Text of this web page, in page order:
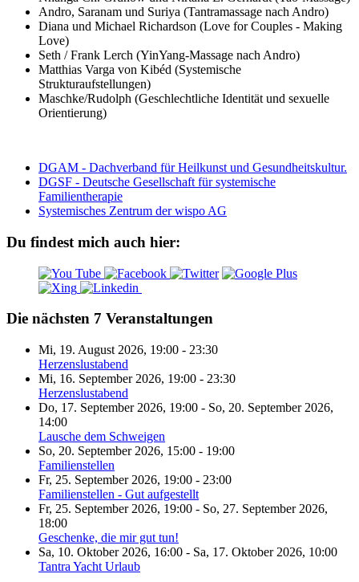
Andro, Saranam und Suriya (Tantramassage nach Andro)
Diana und Michael Richardson (Love for Couples - Making
Love)
Seth / Frank Lerch (YinYang-Massage nach Andro)
Matthias Varga von Kibéd (Systemische
Strukturaufstellungen)
Maschke/Rudolph (Geschlechtliche Identität und sexuelle
Orientierung)
DGAM - Dachverband für Heilkunst und Gesundheitskultur.
DGSF - Deutsche Gesellschaft für systemische
Familientherapie
Systemisches Zentrum der wispo AG
Du findest mich auch hier:
Die nächsten 7 Veranstaltungen
Mi, 19. August 2026, 19:00 - 23:30
Herzenslustabend
Mi, 16. September 2026, 19:00 - 23:30
Herzenslustabend
Do, 17. September 2026, 19:00 - So, 20. September 2026,
14:00
Lausche dem Schweigen
So, 20. September 2026, 15:00 - 19:00
Familienstellen
Fr, 25. September 2026, 19:00 - 23:00
Familienstellen - Gut aufgestellt
Fr, 25. September 2026, 19:00 - So, 27. September 2026,
18:00
Geschenke, die mir gut tun!
Sa, 10. Oktober 2026, 16:00 - Sa, 17. Oktober 2026, 10:00
Tantra Yacht Urlaub